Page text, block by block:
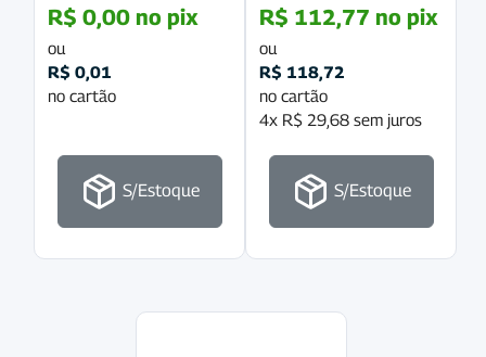
R$ 0,00 no pix
ou
R$ 0,01
no cartão
S/Estoque
R$ 112,77 no pix
ou
R$ 118,72
no cartão
4x R$ 29,68 sem juros
S/Estoque